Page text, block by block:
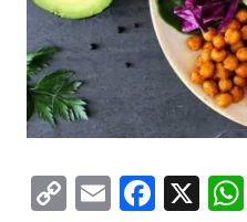
C
E
F
X